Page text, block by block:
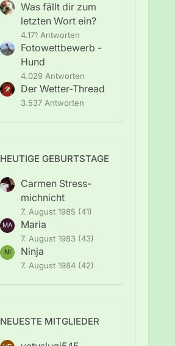
Was fällt dir zum
letzten Wort ein?
4.171 Antworten
Fotowettbewerb -
Hund
4.029 Antworten
Der Wetter-Thread
3.537 Antworten
HEUTIGE GEBURTSTAGE
Carmen Stress-
michnicht
7. August 1985 (41)
Maria
7. August 1983 (43)
Ninja
7. August 1984 (42)
NEUESTE MITGLIEDER